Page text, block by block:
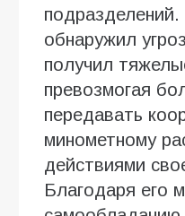
обнаружил
получил
превозмогая
передавать
минометному
действиями
Благодаря его